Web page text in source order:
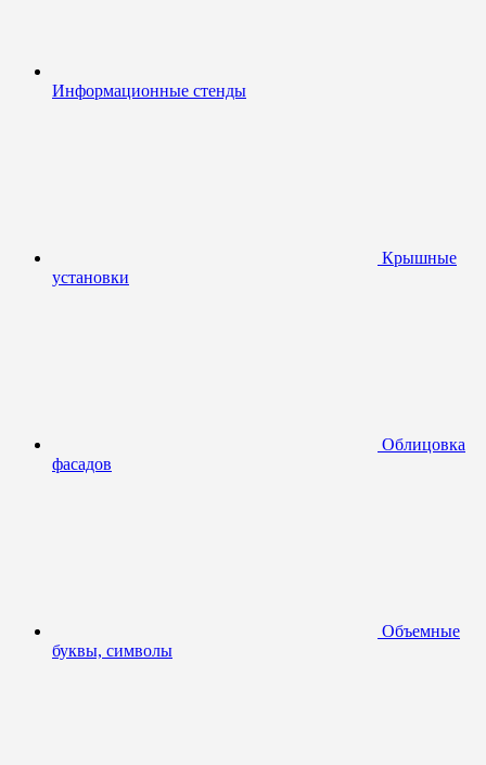
Информационные стенды
Крышные
установки
Облицовка
фасадов
Объемные
буквы, символы